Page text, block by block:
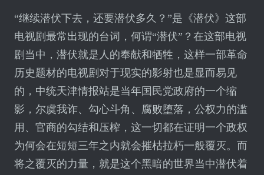
“继续潜伏下去，还要潜伏多久？”是《潜伏》这部
电视剧最常出现的台词，何谓“潜伏”？在这部电视
剧当中，潜伏就是人的奉献和牺牲，这样一部革命
历史题材的电视剧对于现实的影射也是显而易见
的，中统天津情报站是当年国民党政府的一个缩
影，尔虞我诈、勾心斗角、腐败堕落，公权力的滥
用、官商的勾结和压榨，这一切都在证明一个政权
为何会在短短三年之内就会摧枯拉朽一般覆灭。而
将之覆灭的力量，就是这个黑暗的世界当中潜伏着